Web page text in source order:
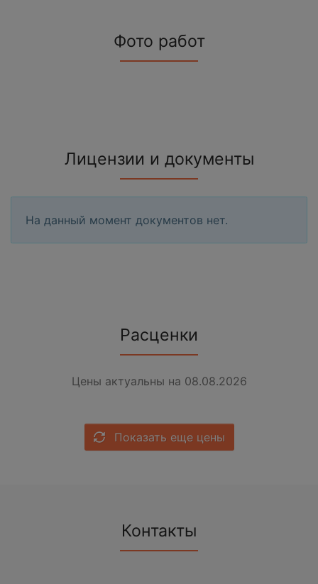
Фото работ
Лицензии и документы
На данный момент документов нет.
Расценки
Цены актуальны на 08.08.2026
Показать еще цены
Контакты